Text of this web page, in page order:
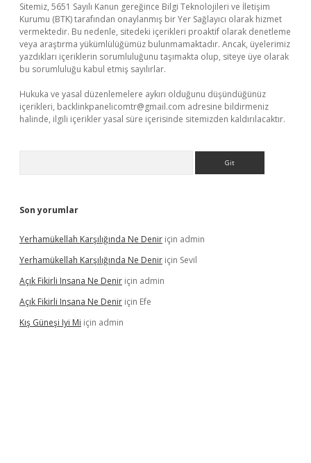
Sitemiz, 5651 Sayılı Kanun gereğince Bilgi Teknolojileri ve İletişim
Kurumu (BTK) tarafından onaylanmış bir Yer Sağlayıcı olarak hizmet
vermektedir. Bu nedenle, sitedeki içerikleri proaktif olarak denetleme
veya araştırma yükümlülüğümüz bulunmamaktadır. Ancak, üyelerimiz
yazdıkları içeriklerin sorumluluğunu taşımakta olup, siteye üye olarak
bu sorumluluğu kabul etmiş sayılırlar.
Hukuka ve yasal düzenlemelere aykırı olduğunu düşündüğünüz
içerikleri, backlinkpanelicomtr@gmail.com adresine bildirmeniz
halinde, ilgili içerikler yasal süre içerisinde sitemizden kaldırılacaktır.
Son yorumlar
Yerhamükellah Karşılığında Ne Denir için admin
Yerhamükellah Karşılığında Ne Denir için Sevil
Açık Fikirli Insana Ne Denir için admin
Açık Fikirli Insana Ne Denir için Efe
Kış Güneşi Iyi Mi için admin